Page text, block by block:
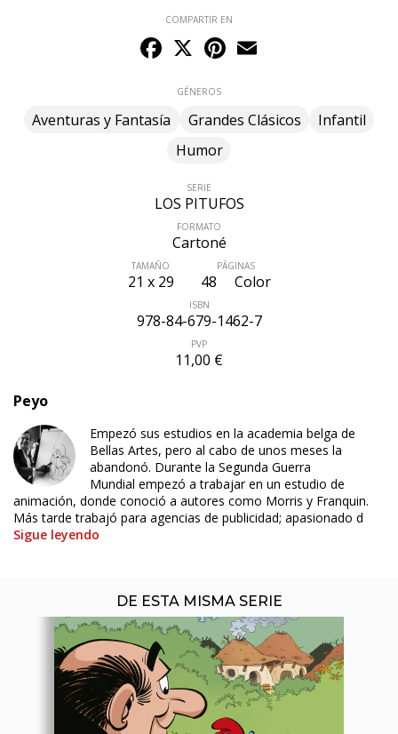
COMPARTIR EN
Facebook
X Pinterest
GÉNEROS
Aventuras y Fantasía Grandes Clásicos
Infantil
Humor
SERIE
LOS PITUFOS
FORMATO
Cartoné
TAMAÑO
21 x 29
PÁGINAS
48 Color
ISBN
978-84-679-1462-7
PVP
11,00 €
Peyo
Empezó sus estudios en la academia belga de
Bellas Artes, pero al cabo de unos meses la
abandonó. Durante la Segunda Guerra
Mundial empezó a trabajar en un estudio de
animación, donde conoció a autores como Morris y Franquin.
Más tarde trabajó para agencias de publicidad; apasionado d
Sigue leyendo
DE ESTA MISMA SERIE
ÚLTIMO NÚMERO PUBLICADO